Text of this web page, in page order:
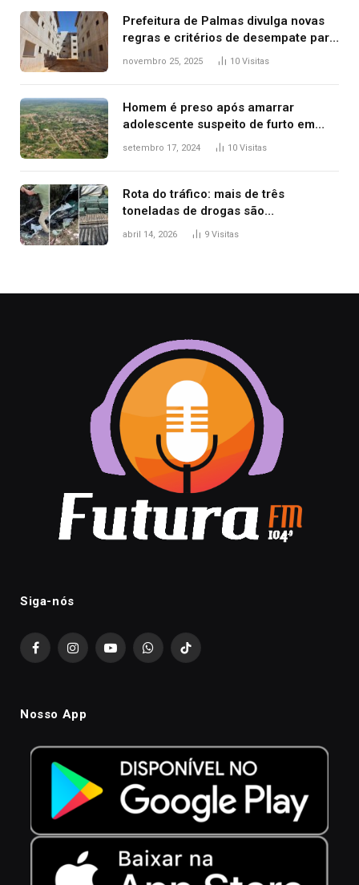
Prefeitura de Palmas divulga novas
regras e critérios de desempate para
seleção de famílias no Minha Casa,
novembro 25, 2025 10 Visitas
Homem é preso após amarrar
adolescente suspeito de furto em
estaca de cerca e agredi-lo
setembro 17, 2024 10 Visitas
Rota do tráfico: mais de três
toneladas de drogas são
apreendidas no TO em três meses
abril 14, 2026 9 Visitas
Siga-nós
FacebookInstagramYouTubeWhatsAppTikTok
Nosso App